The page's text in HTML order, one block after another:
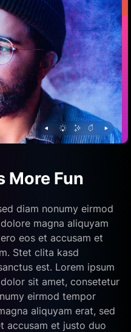
More Fun
diam nonumy eirmod
magna aliquyam
eos et accusam et
Stet clita kasd
est. Lorem ipsum
sit amet, consetetur
eirmod tempor
aliquyam erat, sed
accusam et justo duo